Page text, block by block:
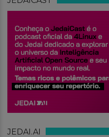
JEDAI.AI